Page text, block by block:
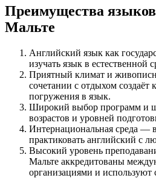
Преимущества
Мальте
Английский язык как
изучать язык в естественной
Приятный климат и
сочетании с отдыхом создаёт
погружения в язык.
Широкий выбор программ и
возрастов и уровней
Интернациональная среда —
практиковать английский с
Высокий уровень
Мальте аккредитованы
организациями и